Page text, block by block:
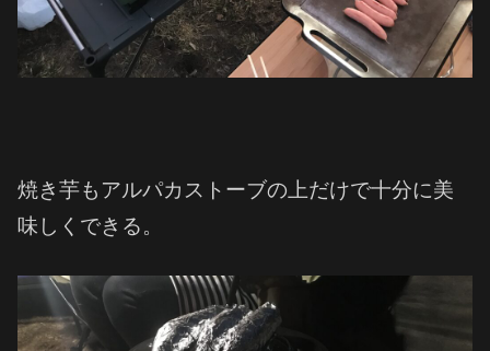
焼き芋もアルパカストーブの上だけで十分に美
味しくできる。